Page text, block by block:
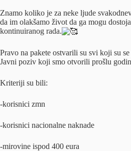
Znamo koliko je za neke ljude
da im olakšamo život da ga mogu
kontinuiranog rada.
Pravo na pakete ostvarili su svi koji su
Javni poziv koji smo otvorili prošlu
Kriteriji su bili:
-korisnici zmn
-korisnici nacionalne naknade
-mirovine ispod 400 eura